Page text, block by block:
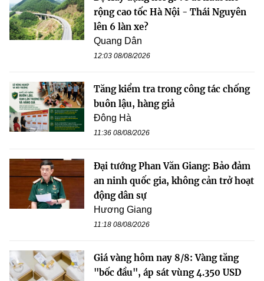
rộng cao tốc Hà Nội - Thái Nguyên
lên 6 làn xe?
Quang Dân
12:03 08/08/2026
Tăng kiểm tra trong công tác chống
buôn lậu, hàng giả
Đông Hà
11:36 08/08/2026
Đại tướng Phan Văn Giang: Bảo đảm
an ninh quốc gia, không cản trở hoạt
động dân sự
Hương Giang
11:18 08/08/2026
Giá vàng hôm nay 8/8: Vàng tăng
"bốc đầu", áp sát vùng 4.350 USD